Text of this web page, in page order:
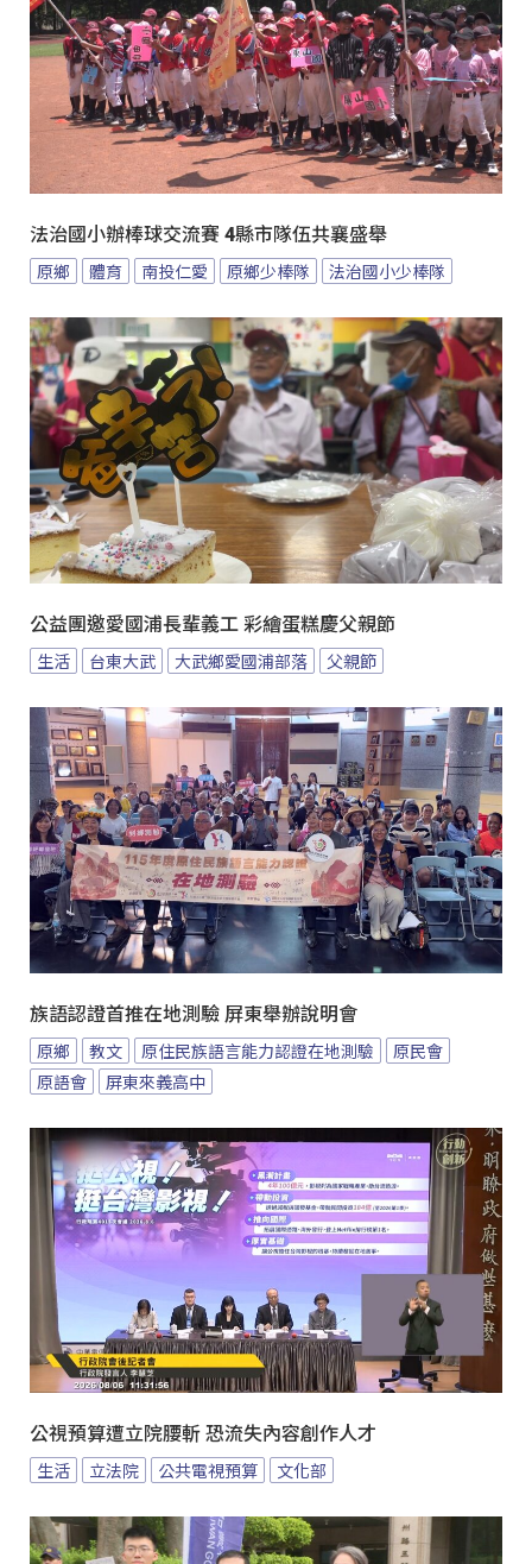
法治國小辦棒球交流賽 4縣市隊伍共襄盛舉
原鄉 體育 南投仁愛 原鄉少棒隊 法治國小少棒隊
公益團邀愛國浦長輩義工 彩繪蛋糕慶父親節
生活 台東大武 大武鄉愛國浦部落 父親節
族語認證首推在地測驗 屏東舉辦說明會
原鄉 教文 原住民族語言能力認證在地測驗
原民會
原語會
屏東來義高中
公視預算遭立院腰斬 恐流失內容創作人才
生活 立法院 公共電視預算 文化部